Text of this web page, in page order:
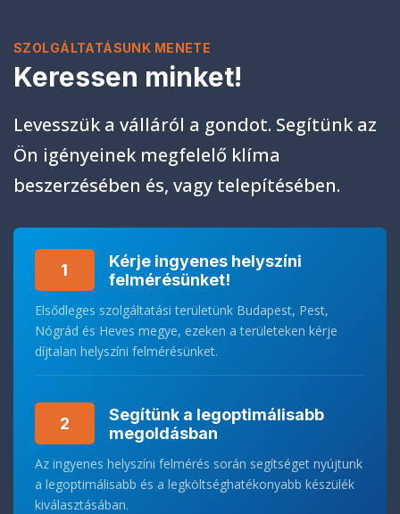
SZOLGÁLTATÁSUNK MENETE
Keressen minket!
Levesszük a válláról a gondot. Segítünk az
Ön igényeinek megfelelő klíma
beszerzésében és, vagy telepítésében.
1
Kérje ingyenes helyszíni
felmérésünket!
Elsődleges szolgáltatási területünk Budapest, Pest,
Nógrád és Heves megye, ezeken a területeken kérje
díjtalan helyszíni felmérésünket.
2
Segítünk a legoptimálisabb
megoldásban
Az ingyenes helyszíni felmérés során segítséget nyújtunk
a legoptimálisabb és a legköltséghatékonyabb készülék
kiválasztásában.